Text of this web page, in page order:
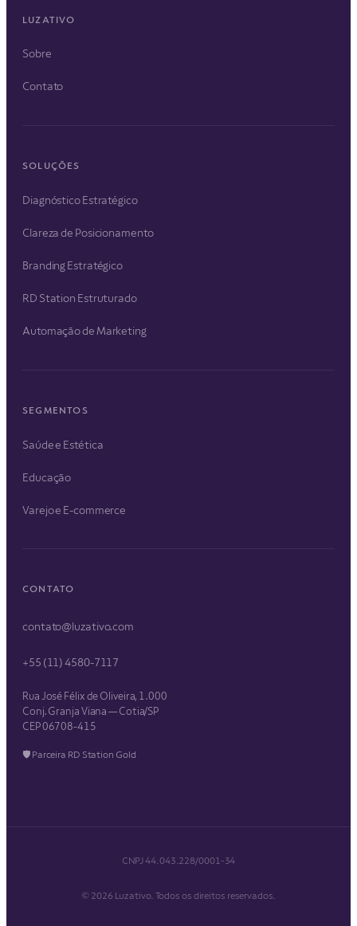
LUZATIVO
Sobre
Contato
SOLUÇÕES
Diagnóstico Estratégico
Clareza de Posicionamento
Branding Estratégico
RD Station Estruturado
Automação de Marketing
SEGMENTOS
Saúde e Estética
Educação
Varejo e E-commerce
CONTATO
contato@luzativo.com
+55 (11) 4580-7117
Rua José Félix de Oliveira, 1.000
Conj. Granja Viana — Cotia/SP
CEP 06708-415
🛡 Parceira RD Station Gold
CNPJ 44.043.228/0001-34
© 2026 Luzativo. Todos os direitos reservados.